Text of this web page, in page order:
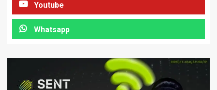
Youtube
Whatsapp